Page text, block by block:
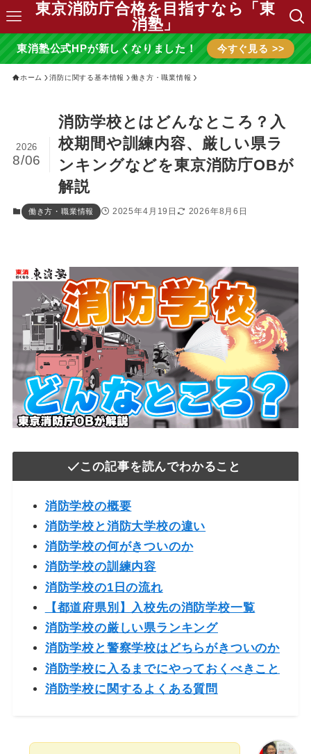
東京消防庁合格を目指すなら「東
消塾」
東消塾公式HPが新しくなりました！ 今すぐ見る >>
ホーム 消防に関する基本情報 働き方・職業情報
消防学校とはどんなところ？入
校期間や訓練内容、厳しい県ラ
ンキングなどを東京消防庁OBが
解説
2026
8/06
働き方・職業情報 2025年4月19日 2026年8月6日
この記事を読んでわかること
消防学校の概要
消防学校と消防大学校の違い
消防学校の何がきついのか
消防学校の訓練内容
消防学校の1日の流れ
【都道府県別】入校先の消防学校一覧
消防学校の厳しい県ランキング
消防学校と警察学校はどちらがきついのか
消防学校に入るまでにやっておくべきこと
消防学校に関するよくある質問